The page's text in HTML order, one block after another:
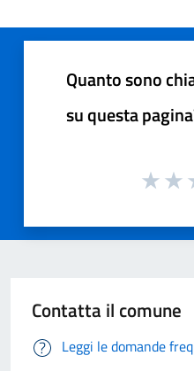
Quanto sono
su questa
Contatta il comune
Leggi le domande